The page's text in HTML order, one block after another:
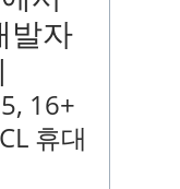
발자
16+
휴대